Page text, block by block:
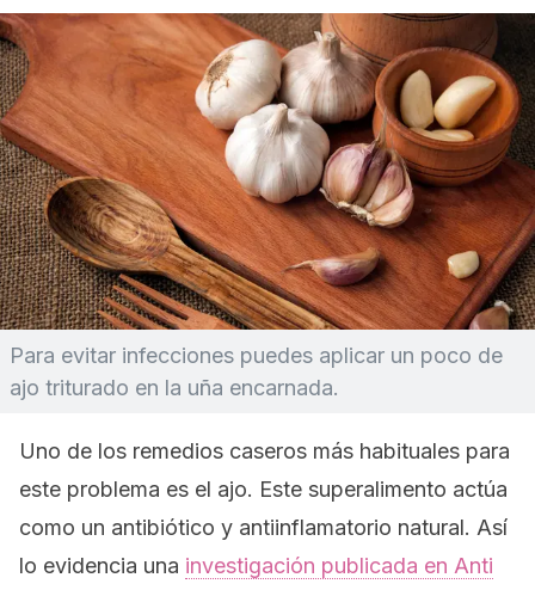
Para evitar infecciones puedes aplicar un poco de
ajo triturado en la uña encarnada.
Uno de los remedios caseros más habituales para
este problema es el ajo. Este superalimento actúa
como un antibiótico y antiinflamatorio natural. Así
lo evidencia una investigación publicada en Anti